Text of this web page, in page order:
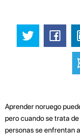
Aprender noruego
pero cuando se trata
personas se enfrentan